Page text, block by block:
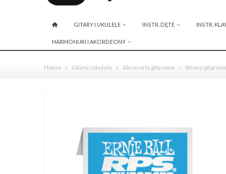
GITARY I UKULELE INSTR. DĘTE INSTR.
HARMONIJKI I AKORDEONY
Home > Gitary i ukulele > Akcesoria gitarowe > Struny